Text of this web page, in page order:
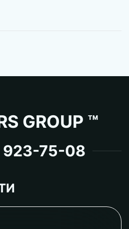
GROUP ™
923-75-08